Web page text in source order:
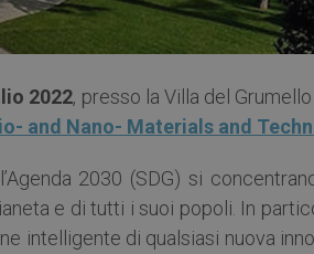
2022, presso la Villa del
and Nano- Materials and
2030 (SDG) si
e di tutti i suoi popoli. In
intelligente di qualsiasi nuova